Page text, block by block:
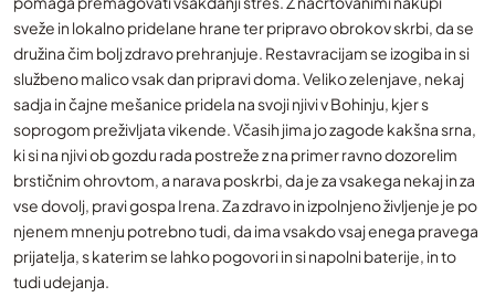
sveže in lokalno pridelane hrane ter pripravo obrokov skrbi, da se
družina čim bolj zdravo prehranjuje. Restavracijam se izogiba in si
službeno malico vsak dan pripravi doma. Veliko zelenjave, nekaj
sadja in čajne mešanice pridela na svoji njivi v Bohinju, kjer s
soprogom preživljata vikende. Včasih jima jo zagode kakšna srna,
ki si na njivi ob gozdu rada postreže z na primer ravno dozorelim
brstičnim ohrovtom, a narava poskrbi, da je za vsakega nekaj in za
vse dovolj, pravi gospa Irena. Za zdravo in izpolnjeno življenje je po
njenem mnenju potrebno tudi, da ima vsakdo vsaj enega pravega
prijatelja, s katerim se lahko pogovori in si napolni baterije, in to
tudi udejanja.